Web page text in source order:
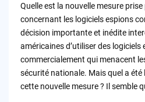
Quelle est la nouvelle mesure
concernant les logiciels espions
décision importante et inédite
américaines d’utiliser des logiciels
commercialement qui menacent
sécurité nationale. Mais quel a été
cette nouvelle mesure ? Il semble